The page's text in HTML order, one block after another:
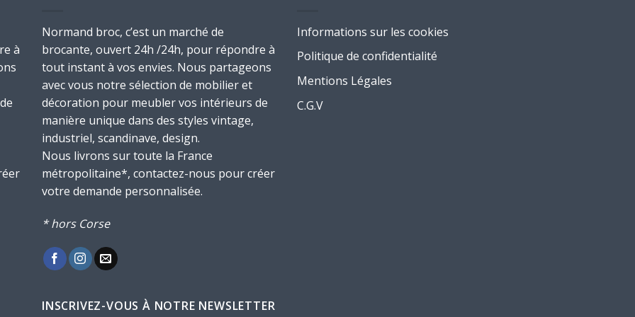
à
Normand broc, c’est un marché de
brocante, ouvert 24h /24h, pour répondre à
tout instant à vos envies. Nous partageons
avec vous notre sélection de mobilier et
décoration pour meubler vos intérieurs de
manière unique dans des styles vintage,
industriel, scandinave, design.
Nous livrons sur toute la France
métropolitaine*, contactez-nous pour créer
votre demande personnalisée.
* hors Corse
Informations sur les cookies
Politique de confidentialité
Mentions Légales
C.G.V
INSCRIVEZ-VOUS À NOTRE NEWSLETTER